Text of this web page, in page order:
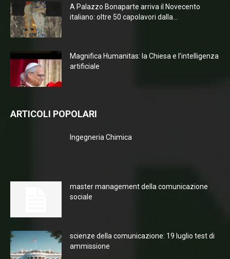
A Palazzo Bonaparte arriva il Novecento
italiano: oltre 50 capolavori dalla...
Magnifica Humanitas: la Chiesa e l’intelligenza
artificiale
ARTICOLI POPOLARI
Ingegneria Chimica
master management della comunicazione
sociale
scienze della comunicazione: 19 luglio test di
ammissione